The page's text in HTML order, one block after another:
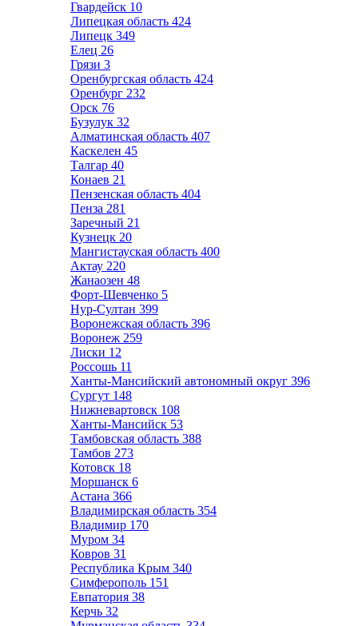
Гвардейск 10
Липецкая область 424
Липецк 349
Елец 26
Грязи 3
Оренбургская область 424
Оренбург 232
Орск 76
Бузулук 32
Алматинская область 407
Каскелен 45
Талгар 40
Конаев 21
Пензенская область 404
Пенза 281
Заречный 21
Кузнецк 20
Мангистауская область 400
Актау 220
Жанаозен 48
Форт-Шевченко 5
Нур-Султан 399
Воронежская область 396
Воронеж 259
Лиски 12
Россошь 11
Ханты-Мансийский автономный округ 396
Сургут 148
Нижневартовск 108
Ханты-Мансийск 53
Тамбовская область 388
Тамбов 273
Котовск 18
Моршанск 6
Астана 366
Владимирская область 354
Владимир 170
Муром 34
Ковров 31
Республика Крым 340
Симферополь 151
Евпатория 38
Керчь 32